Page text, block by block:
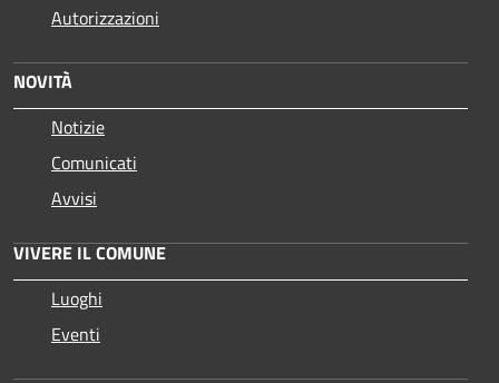
Autorizzazioni
NOVITÀ
Notizie
Comunicati
Avvisi
VIVERE IL COMUNE
Luoghi
Eventi